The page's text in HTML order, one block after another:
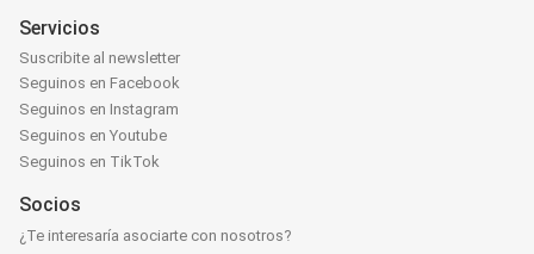
Servicios
Suscribite al newsletter
Seguinos en Facebook
Seguinos en Instagram
Seguinos en Youtube
Seguinos en TikTok
Socios
¿Te interesaría asociarte con nosotros?